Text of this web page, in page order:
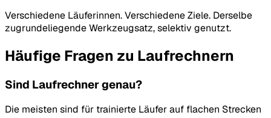
Verschiedene Läuferinnen. Verschiedene Ziele. Derselbe
zugrundeliegende Werkzeugsatz, selektiv genutzt.
Häufige Fragen zu Laufrechnern
Sind Laufrechner genau?
Die meisten sind für trainierte Läufer auf flachen Strecken